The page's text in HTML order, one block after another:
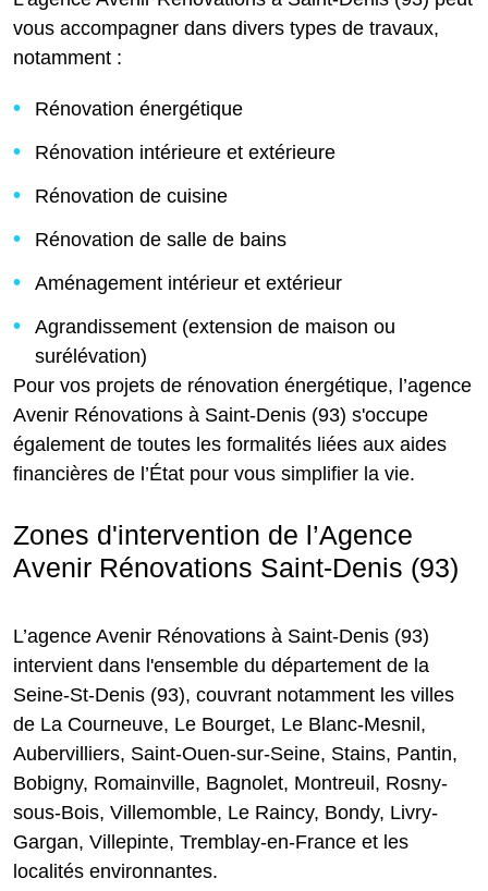
vous accompagner dans divers types de travaux,
notamment :
Rénovation énergétique
Rénovation intérieure et extérieure
Rénovation de cuisine
Rénovation de salle de bains
Aménagement intérieur et extérieur
Agrandissement (extension de maison ou
surélévation)
Pour vos projets de rénovation énergétique, l’agence
Avenir Rénovations à Saint-Denis (93) s'occupe
également de toutes les formalités liées aux aides
financières de l’État pour vous simplifier la vie.
Zones d'intervention de l’Agence
Avenir Rénovations Saint-Denis (93)
L’agence Avenir Rénovations à Saint-Denis (93)
intervient dans l'ensemble du département de la
Seine-St-Denis (93), couvrant notamment les villes
de La Courneuve, Le Bourget, Le Blanc-Mesnil,
Aubervilliers, Saint-Ouen-sur-Seine, Stains, Pantin,
Bobigny, Romainville, Bagnolet, Montreuil, Rosny-
sous-Bois, Villemomble, Le Raincy, Bondy, Livry-
Gargan, Villepinte, Tremblay-en-France et les
localités environnantes.